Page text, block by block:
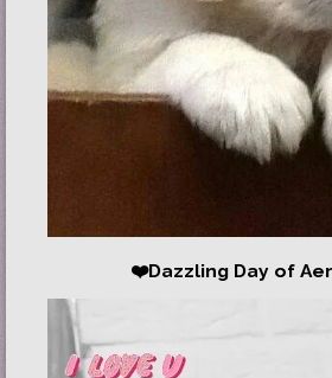
❤️Dazzling Day of